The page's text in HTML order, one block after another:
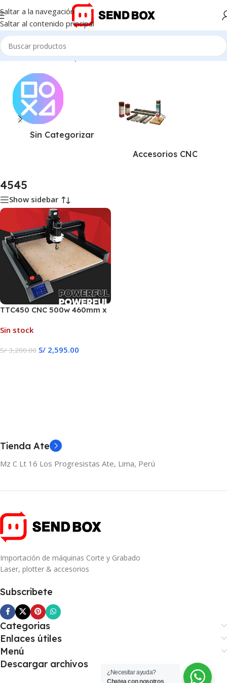
Saltar a la navegación
Saltar al contenido principal
Inicio/Productos etiquetados “4545”
Sin Categorizar
Accesorios CNC
4545
Show sidebar
TTC450 CNC 500w 460mm x
Sin stock
S/3,200.00 S/ 2,595.00
Tienda Ate
Mz C Lt 16 Los Progresistas Ate, Lima, Perú
Importación de máquinas Corte y Grabado
Laser, plotter & accesorios
Subscribete
Categorias
Enlaces útiles
Menú
Descargar archivos
¿Necesitar ayuda?
Chatea con nosotros